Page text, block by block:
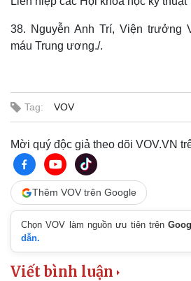
38. Nguyễn Anh Trí, Viện trưởng
máu Trung ương./.
Tag: VOV
Mời quý độc giả theo dõi VOV.VN
Thêm VOV trên Google
Chọn VOV làm nguồn ưu tiên trên
dẫn.
Viết bình luận